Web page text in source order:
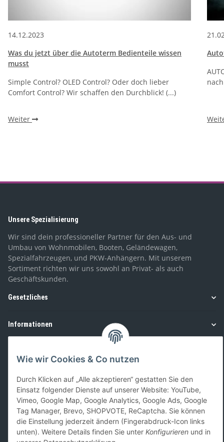
Wie wir Cookies & Co nutzen
Durch Klicken auf „Alle akzeptieren“ gestatten Sie den
Einsatz folgender Dienste auf unserer Website: YouTube,
Vimeo, Google Map, Google Analytics, Google Ads, Google
Tag Manager, Brevo, SHOPVOTE, ReCaptcha. Sie können
die Einstellung jederzeit ändern (Fingerabdruck-Icon links
unten). Weitere Details finden Sie unter Konfigurieren und in
14.12.2023
Was du jetzt über die Autoterm Bedienteile wissen
musst
Simple Control? OLED Control? Oder doch lieber
Comfort Control? Wir schaffen den Durchblick! (...)
Weiter
Unsere Spezialisierung
Wir sind dein professioneller Partner für den Aus- und
Umbau von Wohnmobilen, Booten, Geländewagen,
Spezialfahrzeugen, und PKW-Anhängern. Mit unserem
Sortiment richten wir uns sowohl an Privat- als auch
Geschäftskunden.
Gesetzliches
Informationen
Vertrag widerrufen
* Alle Preise inkl. gesetzlicher USt., zzgl.